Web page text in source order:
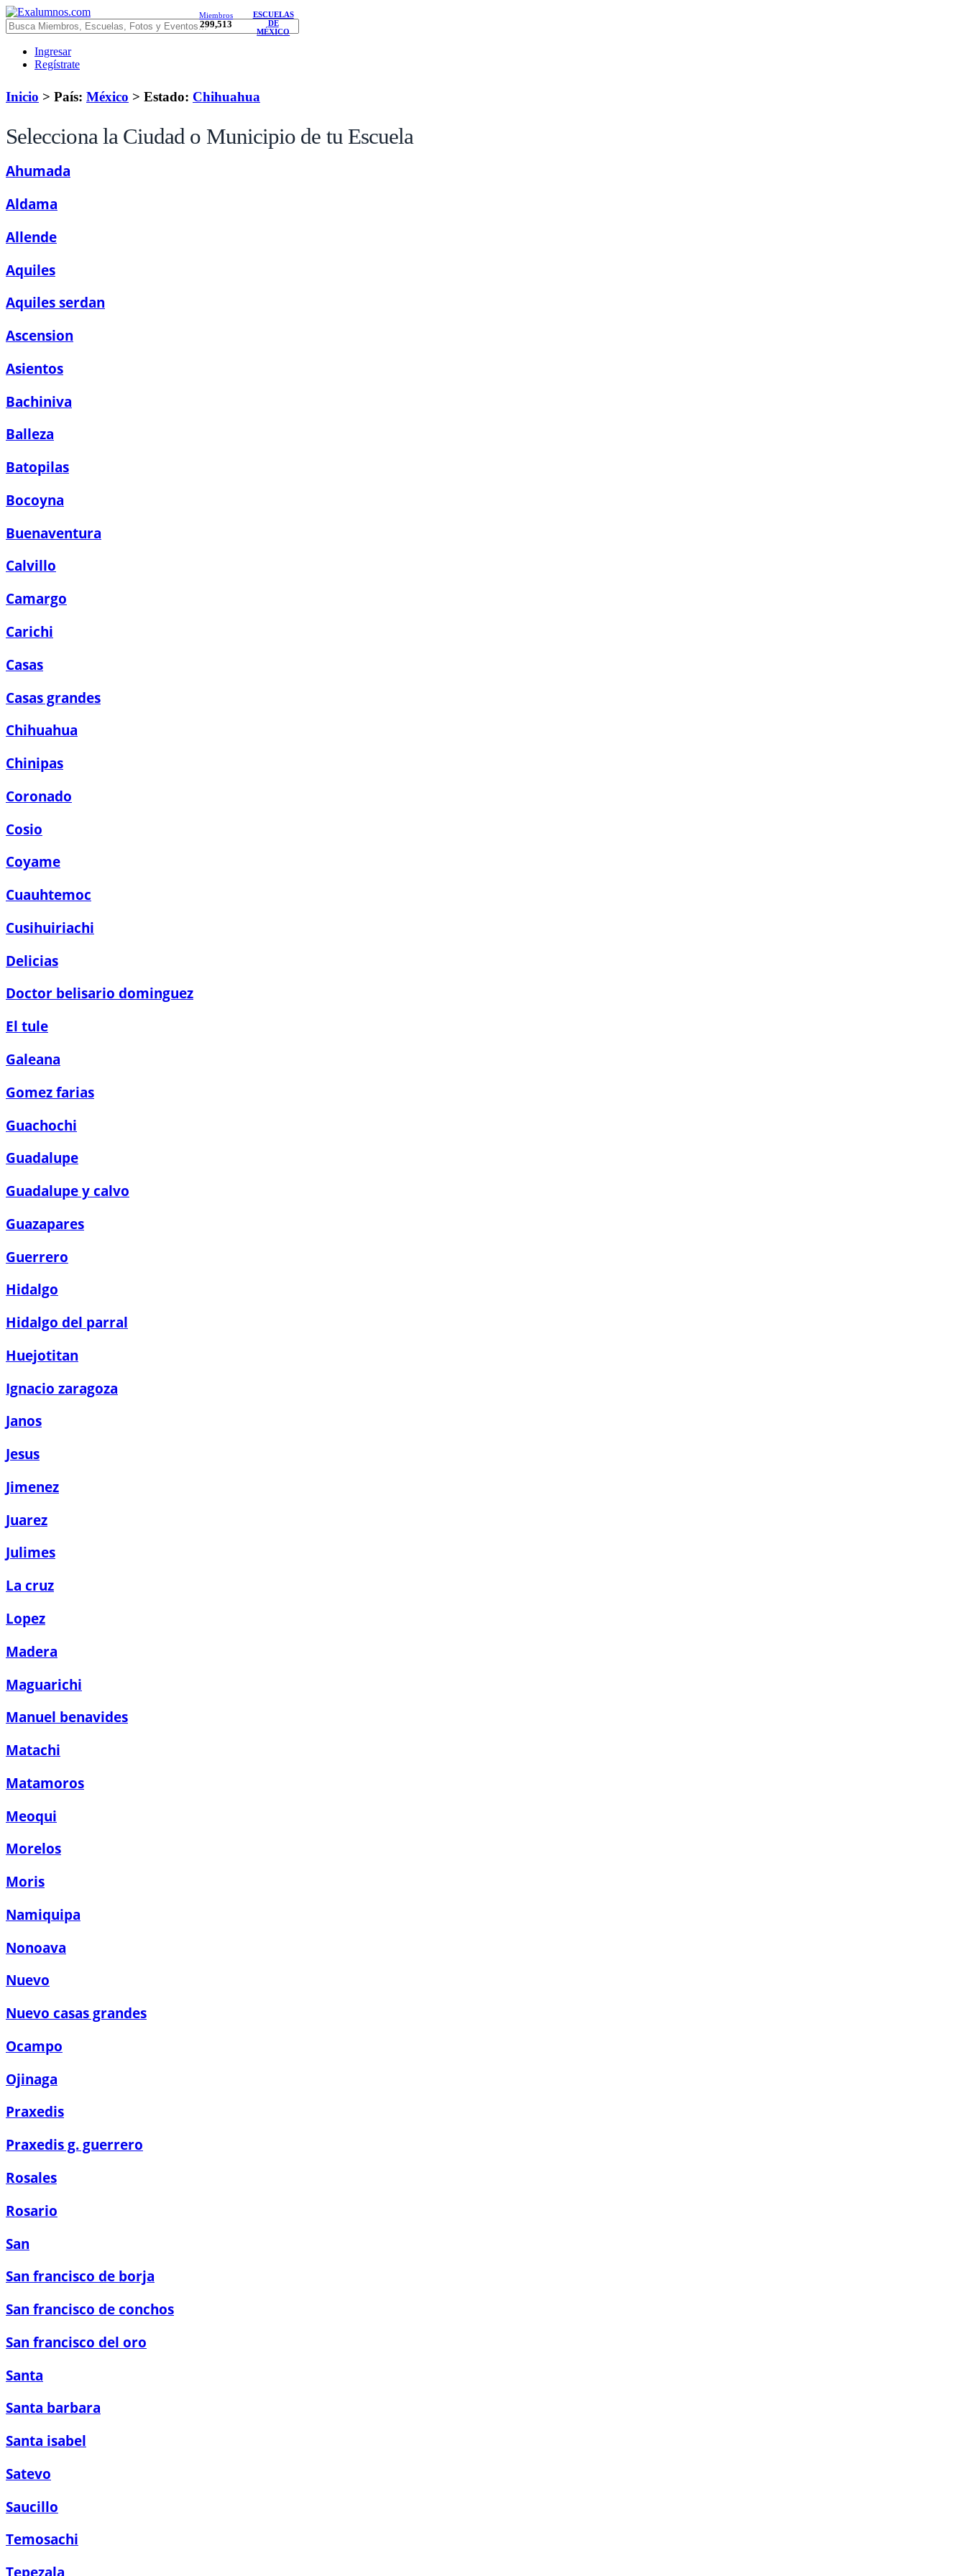
Miembros
299,513
ESCUELAS
DE
MÉXICO
Ingresar
Regístrate
Inicio > País: México > Estado: Chihuahua
Selecciona la Ciudad o Municipio de tu Escuela
Ahumada
Aldama
Allende
Aquiles
Aquiles serdan
Ascension
Asientos
Bachiniva
Balleza
Batopilas
Bocoyna
Buenaventura
Calvillo
Camargo
Carichi
Casas
Casas grandes
Chihuahua
Chinipas
Coronado
Cosio
Coyame
Cuauhtemoc
Cusihuiriachi
Delicias
Doctor belisario dominguez
El tule
Galeana
Gomez farias
Guachochi
Guadalupe
Guadalupe y calvo
Guazapares
Guerrero
Hidalgo
Hidalgo del parral
Huejotitan
Ignacio zaragoza
Janos
Jesus
Jimenez
Juarez
Julimes
La cruz
Lopez
Madera
Maguarichi
Manuel benavides
Matachi
Matamoros
Meoqui
Morelos
Moris
Namiquipa
Nonoava
Nuevo
Nuevo casas grandes
Ocampo
Ojinaga
Praxedis
Praxedis g. guerrero
Rosales
Rosario
San
San francisco de borja
San francisco de conchos
San francisco del oro
Santa
Santa barbara
Santa isabel
Satevo
Saucillo
Temosachi